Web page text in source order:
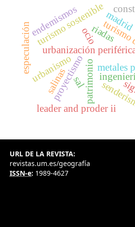
urbanización
patrimonio
turismo sostenible
metales
proyectismo
riadas
leader and proder ii
endemismos
especulación
madrid
urbanismo
ocio
salinas sal
URL DE LA REVISTA:
revistas.um.es/geografía
ISSN-e: 1989-4627